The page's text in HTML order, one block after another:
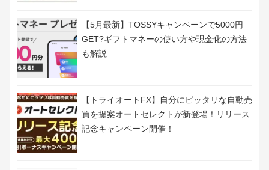
【5月最新】TOSSYキャンペーンで5000円
GET?ギフトマネーの使い方や現金化の方法
も解説
【トライオートFX】自分にピッタリな自動売
買を提案オートセレクトが新登場！リリース
記念キャンペーン開催！